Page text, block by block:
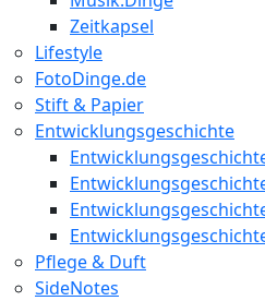
Zeitkapsel
Lifestyle
FotoDinge.de
Stift & Papier
Entwicklungsgeschichte
Pflege & Duft
SideNotes